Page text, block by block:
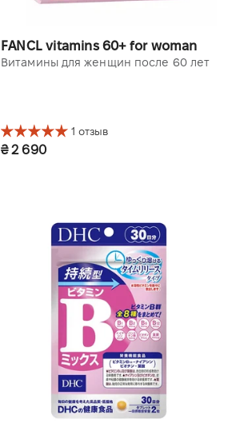
FANCL vitamins 60+ for woman
Витамины для женщин после 60 лет
1 отзыв
₴ 2 690